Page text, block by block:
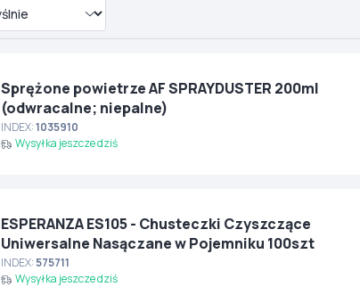
Sprężone powietrze AF SPRAYDUSTER 200ml
(odwracalne; niepalne)
INDEX:1035910
Wysyłka jeszcze dziś
ESPERANZA ES105 - Chusteczki Czyszczące
Uniwersalne Nasączane w Pojemniku 100szt
INDEX:575711
Wysyłka jeszcze dziś